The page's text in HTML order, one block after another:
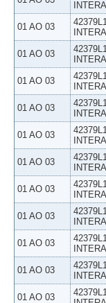
01 AO 03
01 AO 03
01 AO 03
01 AO 03
01 AO 03
01 AO 03
01 AO 03
01 AO 03
01 AO 03
01 AO 03
01 AO 03